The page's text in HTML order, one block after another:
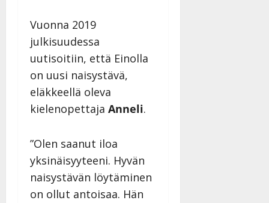
Vuonna 2019
julkisuudessa
uutisoitiin, että Einolla
on uusi naisystävä,
eläkkeellä oleva
kielenopettaja Anneli.
”Olen saanut iloa
yksinäisyyteeni. Hyvän
naisystävän löytäminen
on ollut antoisaa. Hän